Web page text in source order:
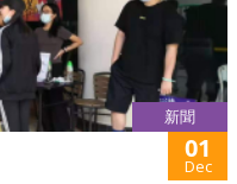
新聞
01
Dec